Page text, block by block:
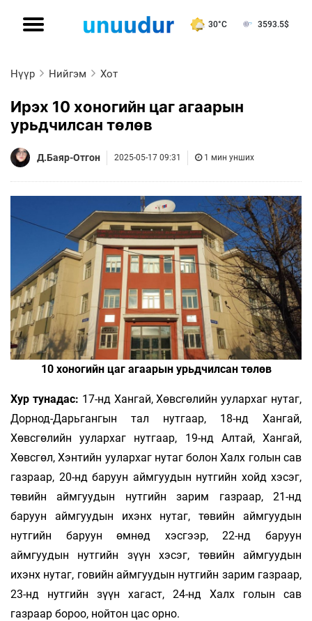
30°C 3593.5$
Нүүр Нийгэм Хот
Ирэх 10 хоногийн цаг агаарын
урьдчилсан төлөв
Д.Баяр-Отгон 2025-05-17 09:31 1 мин унших
10 хоногийн цаг агаарын урьдчилсан төлөв
Хур тунадас: 17-нд Хангай, Хөвсгөлийн уулархаг нутаг,
Дорнод-Дарьгангын тал нутгаар, 18-нд Хангай,
Хөвсгөлийн уулархаг нутгаар, 19-нд Алтай, Хангай,
Хөвсгөл, Хэнтийн уулархаг нутаг болон Халх голын сав
газраар, 20-нд баруун аймгуудын нутгийн хойд хэсэг,
төвийн аймгуудын нутгийн зарим газраар, 21-нд
баруун аймгуудын ихэнх нутаг, төвийн аймгуудын
нутгийн баруун өмнөд хэсгээр, 22-нд баруун
аймгуудын нутгийн зүүн хэсэг, төвийн аймгуудын
ихэнх нутаг, говийн аймгуудын нутгийн зарим газраар,
23-нд нутгийн зүүн хагаст, 24-нд Халх голын сав
газраар бороо, нойтон цас орно.